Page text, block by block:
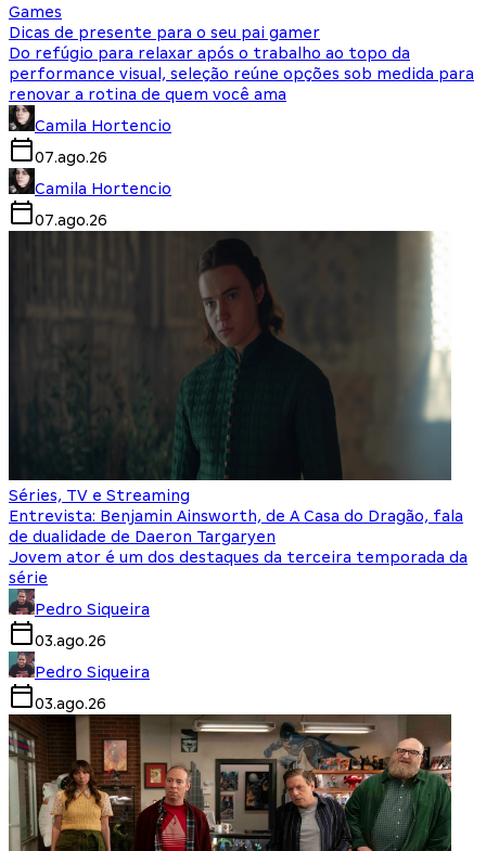
Games
Dicas de presente para o seu pai gamer
Do refúgio para relaxar após o trabalho ao topo da
performance visual, seleção reúne opções sob medida para
renovar a rotina de quem você ama
Camila Hortencio
07.ago.26
Camila Hortencio
07.ago.26
Séries, TV e Streaming
Entrevista: Benjamin Ainsworth, de A Casa do Dragão, fala
de dualidade de Daeron Targaryen
Jovem ator é um dos destaques da terceira temporada da
série
Pedro Siqueira
03.ago.26
Pedro Siqueira
03.ago.26